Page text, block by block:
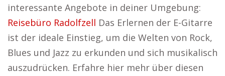
interessante Angebote in deiner Umgebung:
Reisebüro Radolfzell Das Erlernen der E-Gitarre
ist der ideale Einstieg, um die Welten von Rock,
Blues und Jazz zu erkunden und sich musikalisch
auszudrücken. Erfahre hier mehr über diesen